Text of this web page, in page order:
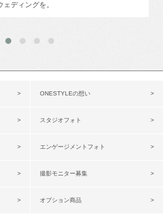
ディングを。
ONESTYLEの想い
スタジオフォト
エンゲージメントフォト
撮影モニター募集
オプション商品